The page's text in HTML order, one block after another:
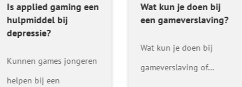
Is applied gaming een
hulpmiddel bij
depressie?
Kunnen games jongeren
helpen bij een
Wat kun je doen bij
een gameverslaving?
Wat kun je doen bij
gameverslaving of…